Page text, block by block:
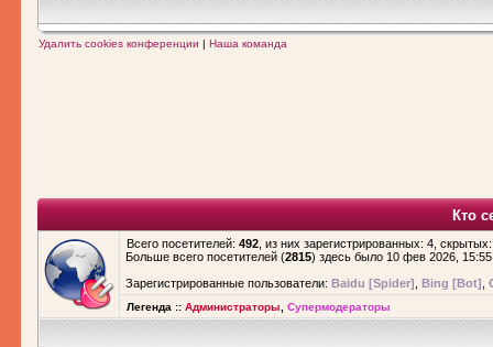
Удалить cookies конференции | Наша команда
Кто
Всего посетителей: 492 , из них зарегистрированных: 4,
Больше всего посетителей (2815) здесь было 10 фев 2026, 15:55
Зарегистрированные пользователи: Baidu [Spider] Bing [Bot]
Легенда :: Администраторы Супермодераторы